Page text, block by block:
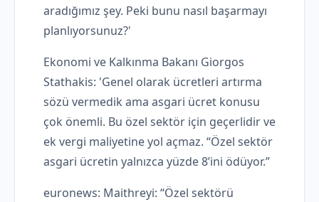
aradığımız şey. Peki bunu nasıl başarmayı
planlıyorsunuz?'
Ekonomi ve Kalkınma Bakanı Giorgos
Stathakis: 'Genel olarak ücretleri artırma
sözü vermedik ama asgari ücret konusu
çok önemli. Bu özel sektör için geçerlidir ve
ek vergi maliyetine yol açmaz. “Özel sektör
asgari ücretin yalnızca yüzde 8’ini ödüyor.”
euronews: Maithreyi: “Özel sektörü